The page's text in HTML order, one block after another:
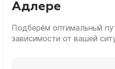
Адлере
Подберём оптимальный
зависимости от вашей